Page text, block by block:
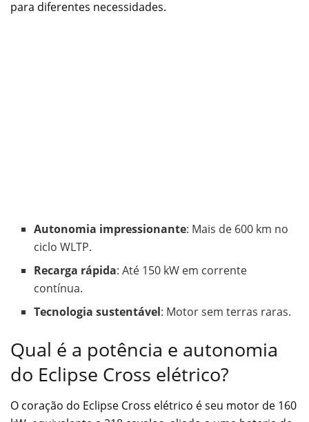
para diferentes necessidades.
Autonomia impressionante: Mais de 600 km no
ciclo WLTP.
Recarga rápida: Até 150 kW em corrente
contínua.
Tecnologia sustentável: Motor sem terras raras.
Qual é a potência e autonomia
do Eclipse Cross elétrico?
O coração do Eclipse Cross elétrico é seu motor de 160